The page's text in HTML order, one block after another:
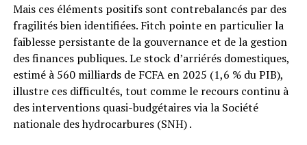
Mais ces éléments positifs sont contrebalancés par des
fragilités bien identifiées. Fitch pointe en particulier la
faiblesse persistante de la gouvernance et de la gestion
des finances publiques. Le stock d’arriérés domestiques,
estimé à 560 milliards de FCFA en 2025 (1,6 % du PIB),
illustre ces difficultés, tout comme le recours continu à
des interventions quasi-budgétaires via la Société
nationale des hydrocarbures (SNH) .